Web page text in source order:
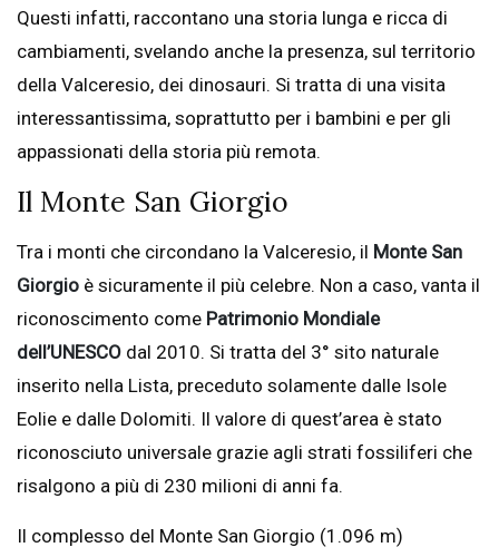
Questi infatti, raccontano una storia lunga e ricca di
cambiamenti, svelando anche la presenza, sul territorio
della Valceresio, dei dinosauri. Si tratta di una visita
interessantissima, soprattutto per i bambini e per gli
appassionati della storia più remota.
Il Monte San Giorgio
Tra i monti che circondano la Valceresio, il Monte San
Giorgio è sicuramente il più celebre. Non a caso, vanta il
riconoscimento come Patrimonio Mondiale
dell’UNESCO dal 2010. Si tratta del 3° sito naturale
inserito nella Lista, preceduto solamente dalle Isole
Eolie e dalle Dolomiti. Il valore di quest’area è stato
riconosciuto universale grazie agli strati fossiliferi che
risalgono a più di 230 milioni di anni fa.
Il complesso del Monte San Giorgio (1.096 m)